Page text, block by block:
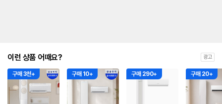
이런 상품 어때요? 광고
구매 3천+ 구매 10+ 구매 290+ 구매 20+